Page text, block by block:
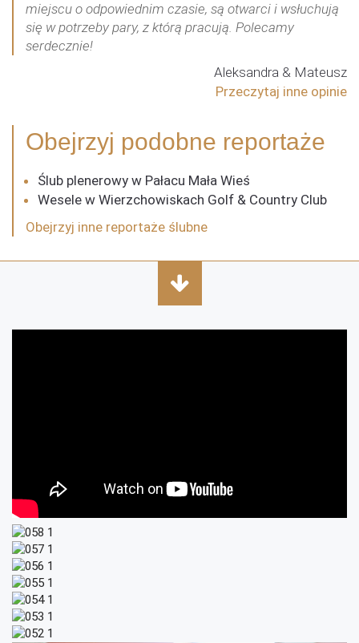
miejscu o odpowiednim czasie, są otwarci i wsłuchują
się w potrzeby pary, z którą pracują. Polecamy
serdecznie!
Aleksandra & Mateusz
Przeczytaj inne opinie
Obejrzyj podobne reportaże
Ślub plenerowy w Pałacu Mała Wieś
Wesele w Wierzchowiskach Golf & Country Club
Obejrzyj inne reportaże ślubne